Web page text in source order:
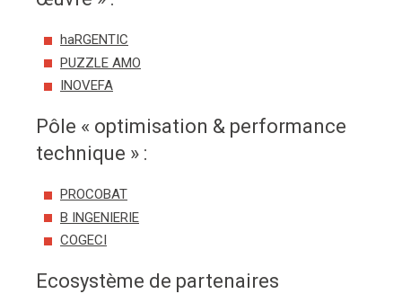
haRGENTIC
PUZZLE AMO
INOVEFA
Pôle « optimisation & performance
technique » :
PROCOBAT
B INGENIERIE
COGECI
Ecosystème de partenaires